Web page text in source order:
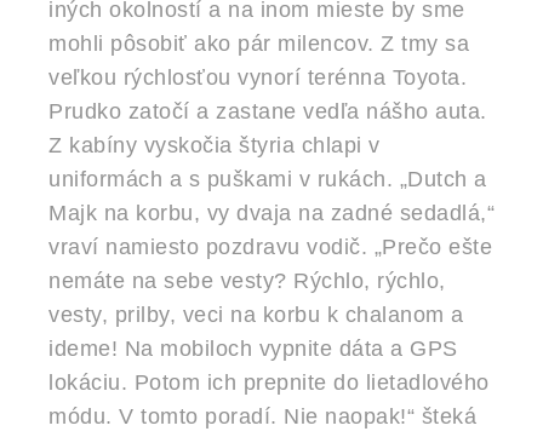
iných okolností a na inom mieste by sme
mohli pôsobiť ako pár milencov. Z tmy sa
veľkou rýchlosťou vynorí terénna Toyota.
Prudko zatočí a zastane vedľa nášho auta.
Z kabíny vyskočia štyria chlapi v
uniformách a s puškami v rukách. „Dutch a
Majk na korbu, vy dvaja na zadné sedadlá,“
vraví namiesto pozdravu vodič. „Prečo ešte
nemáte na sebe vesty? Rýchlo, rýchlo,
vesty, prilby, veci na korbu k chalanom a
ideme! Na mobiloch vypnite dáta a GPS
lokáciu. Potom ich prepnite do lietadlového
módu. V tomto poradí. Nie naopak!“ šteká